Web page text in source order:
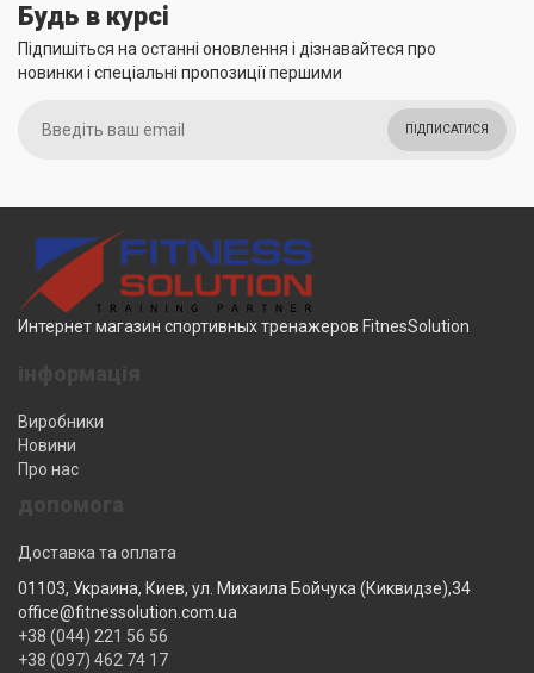
Будь в курсі
Підпишіться на останні оновлення і дізнавайтеся про
новинки і спеціальні пропозиції першими
ПІДПИСАТИСЯ
Интернет магазин спортивных тренажеров FitnesSolution
Виробники
Новини
Про нас
Доставка та оплата
01103, Украина, Киев, ул. Михаила Бойчука (Киквидзе),34
office@fitnessolution.com.ua
+38 (044) 221 56 56
+38 (097) 462 74 17